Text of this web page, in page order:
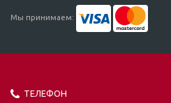
Мы принимаем:
ТЕЛЕФОН